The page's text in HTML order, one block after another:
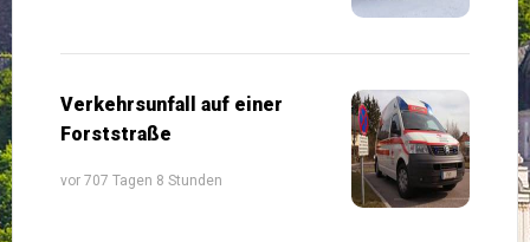
Verkehrsunfall auf einer
Forststraße
vor 707 Tagen 8 Stunden